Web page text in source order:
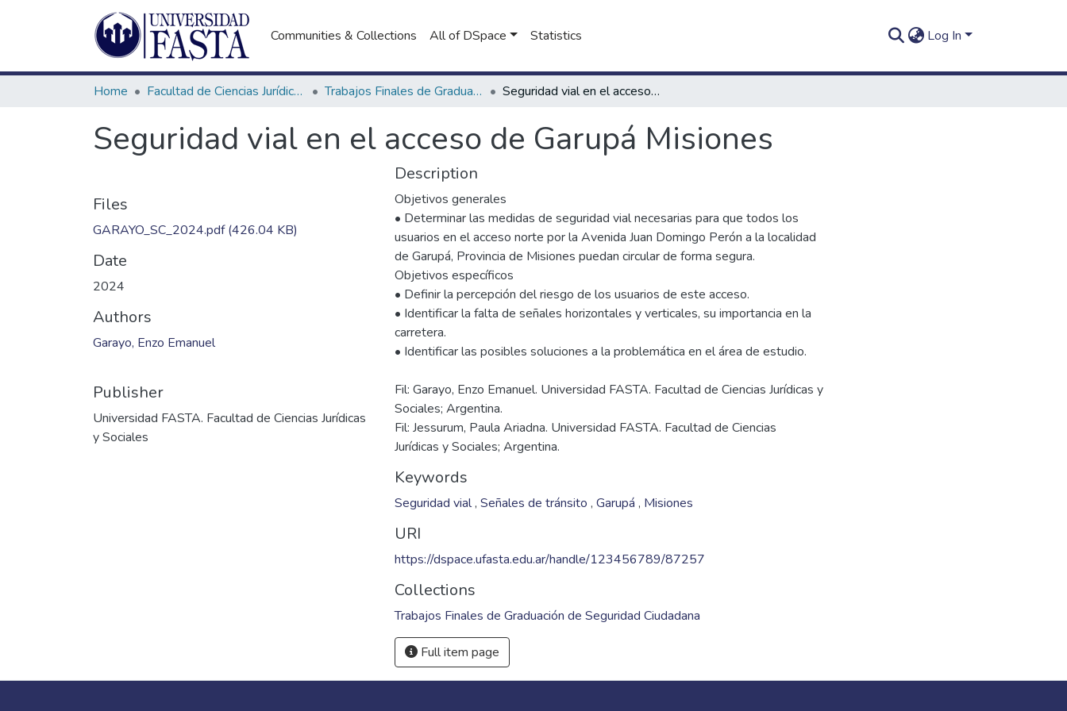
Communities & Collections All of DSpace Statistics Log In
Home Facultad de Ciencias Jurídicas y Sociales Trabajos Finales de Graduación de Seguridad Ciudadana Seguridad vial en el acceso de Garupá Misiones
Seguridad vial en el acceso de Garupá Misiones
Files
GARAYO_SC_2024.pdf(426.04 KB)
Date
2024
Authors
Garayo, Enzo Emanuel
Publisher
Universidad FASTA. Facultad de Ciencias Jurídicas
y Sociales
Description
Objetivos generales
• Determinar las medidas de seguridad vial necesarias para que todos los
usuarios en el acceso norte por la Avenida Juan Domingo Perón a la localidad
de Garupá, Provincia de Misiones puedan circular de forma segura.
Objetivos específicos
• Definir la percepción del riesgo de los usuarios de este acceso.
• Identificar la falta de señales horizontales y verticales, su importancia en la
carretera.
Fil: Garayo, Enzo Emanuel. Universidad FASTA. Facultad de Ciencias Jurídicas y
Sociales; Argentina.
Fil: Jessurum, Paula Ariadna. Universidad FASTA. Facultad de Ciencias
Jurídicas y Sociales; Argentina.
Keywords
Seguridad vial, Señales de tránsito , Garupá , Misiones
URI
https://dspace.ufasta.edu.ar/handle/123456789/87257
Collections
Trabajos Finales de Graduación de Seguridad Ciudadana
Full item page